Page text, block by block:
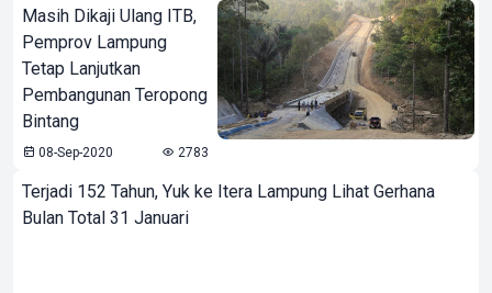
Masih Dikaji Ulang ITB,
Pemprov Lampung
Tetap Lanjutkan
Pembangunan Teropong
Bintang
08-Sep-2020 2783
Terjadi 152 Tahun, Yuk ke Itera Lampung Lihat Gerhana
Bulan Total 31 Januari